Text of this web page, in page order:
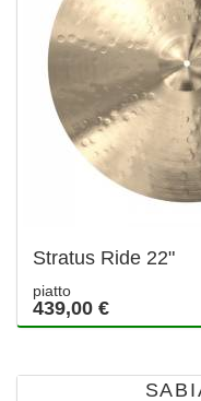
Stratus Ride 22"
piatto
439,00 €